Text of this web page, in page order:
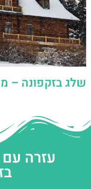
שלג בזקפונה –
עזרה